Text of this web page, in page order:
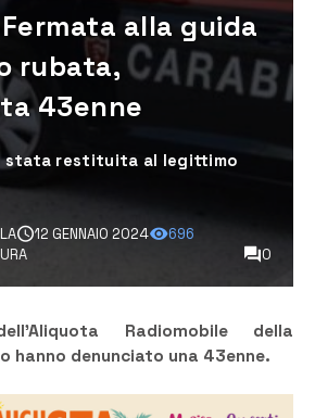
alla guida
rubata,
43enne
stata restituita al legittimo
12 GENNAIO 2024
696
0
Radiomobile della
hanno denunciato una 43enne.